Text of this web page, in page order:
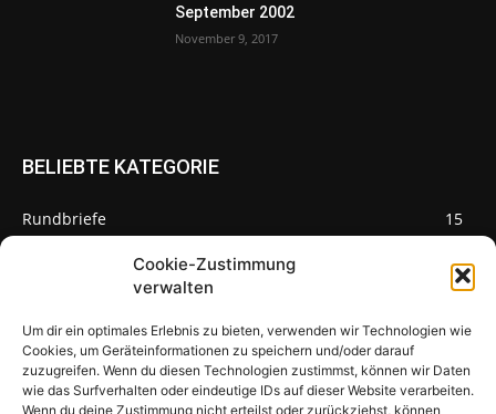
Cookie-Zustimmung
verwalten
Um dir ein optimales Erlebnis zu bieten, verwenden wir Technologien wie
Cookies, um Geräteinformationen zu speichern und/oder darauf
zuzugreifen. Wenn du diesen Technologien zustimmst, können wir Daten
wie das Surfverhalten oder eindeutige IDs auf dieser Website verarbeiten.
Wenn du deine Zustimmung nicht erteilst oder zurückziehst, können
September 2002
November 9, 2017
BELIEBTE KATEGORIE
Rundbriefe
15
Pilzseite